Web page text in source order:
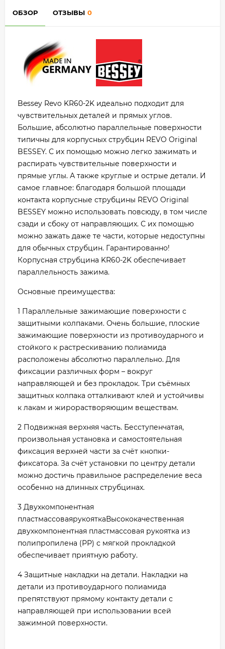
ОБЗОР ОТЗЫВЫ 0
Bessey Revo KR60-2K идеально подходит для
чувствительных деталей и прямых углов.
Большие, абсолютно параллельные поверхности
типичны для корпусных струбцин REVO Original
BESSEY. С их помощью можно легко зажимать и
распирать чувствительные поверхности и
прямые углы. А также круглые и острые детали. И
самое главное: благодаря большой плoщади
контакта корпусные струбцины REVO Original
BESSEY можно использовать повсюду, в том числе
сзади и сбоку от направляющих. С их помощью
можно зажать даже те части, которые недоступны
для обычных струбцин. Гарантированно!
Корпусная струбцина KR60-2K обеспечивает
параллельность зажима.
Основные преимущества:
1 Параллельные зажимающие поверхности с
защитными колпаками. Очень большие, плоские
зажимающие поверхности из противоударного и
стойкого к растрескиванию полиамида
расположены абсолютно параллельно. Для
фиксации различных форм – вокруг
направляющей и без прокладок. Три съёмных
защитных колпака отталкивают клей и устойчивы
к лакам и жирорастворяющим веществам.
2 Подвижная верхняя часть. Бесступенчатая,
произвольная установка и самостоятельная
фиксация верхней части за счёт кнопки-
фиксатора. За счёт установки по центру детали
можно достичь правильное распределение веса
особенно на длинных струбцинах.
3 Двухкомпонентная
пластмассоваярукояткаВысококачественная
двухкомпонентная пластмассовая рукоятка из
полипропилена (РР) с мягкой прокладкой
обеспечивает приятную работу.
4 Защитные накладки на детали. Накладки на
детали из противоударного полиамида
препятствуют прямому контакту детали с
направляющей при использовании всей
зажимной поверхности.